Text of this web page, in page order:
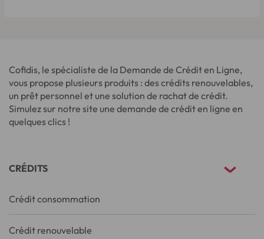
Cofidis, le spécialiste de la Demande de Crédit en Ligne,
vous propose plusieurs produits : des crédits renouvelables,
un prêt personnel et une solution de rachat de crédit.
Simulez sur notre site une demande de crédit en ligne en
quelques clics !
CRÉDITS
Crédit consommation
Crédit renouvelable